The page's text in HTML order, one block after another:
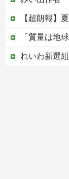
【超朗報】
「質量は地球の81分の1。
れいわ新選組の新党